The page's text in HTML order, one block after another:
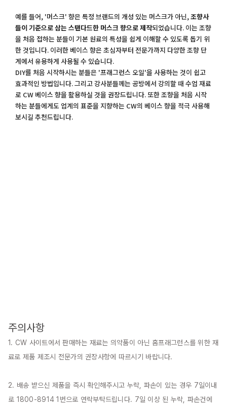
예를 들어, '머스크' 향은 특정 브랜드의 개성 있는 머스크가 아닌,조향사
들이 기준으로 삼는 스탠다드한 머스크 향으로 제작되었습니다. 이는 조향
을 처음 접하는 분들이 기본 원료의 특성을 쉽게 이해할 수 있도록 돕기 위
한 것입니다. 이러한 베이스 향은 초심자부터 전문가까지 다양한 조향 단
계에서 유용하게 사용될 수 있습니다.
DIY를 처음 시작하시는 분들은 '프래그런스 오일'을 사용하는 것이 쉽고
효과적인 방법입니다. 그리고 강사분들께는 공방에서 강의할 때 수업 재료
로 CW 베이스 향을 활용하실 것을 권장드립니다. 또한 조향을 처음 시작
하는 분들에게도 업계의 표준을 지향하는 CW의 베이스 향을 적극 사용해
보시길 추천드립니다.
주의사항
1. CW 사이트에서 판매하는 재료는 의약품이 아닌 홈프래그런스를 위한 재
료로 제품 제조시 전문가의 권장사항에 따르시기 바랍니다.
2. 배송 받으신 제품을 즉시 확인해주시고 누락, 파손이 있는 경우 7일이내
로 1800-8914 1번으로 연락부탁드립니다. 7일 이상 된 누락, 파손건에